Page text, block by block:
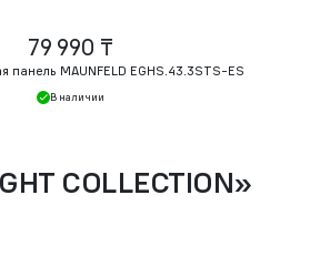
79 990 ₸
панель MAUNFELD EGHS.43.3STS-ES
В наличии
COLLECTION»